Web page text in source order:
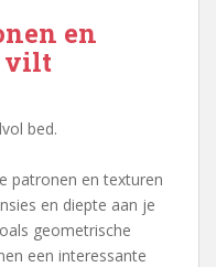
en
vilt
patronen en texturen
en diepte aan je
geometrische
een interessante